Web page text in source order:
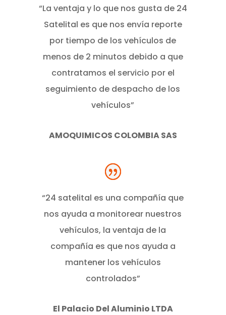
“La ventaja y lo que nos gusta de 24
Satelital es que nos envía reporte
por tiempo de los vehículos de
menos de 2 minutos debido a que
contratamos el servicio por el
seguimiento de despacho de los
vehículos”
AMOQUIMICOS COLOMBIA SAS
“24 satelital es una compañía que
nos ayuda a monitorear nuestros
vehículos, la ventaja de la
compañía es que nos ayuda a
mantener los vehículos
controlados”
El Palacio Del Aluminio LTDA